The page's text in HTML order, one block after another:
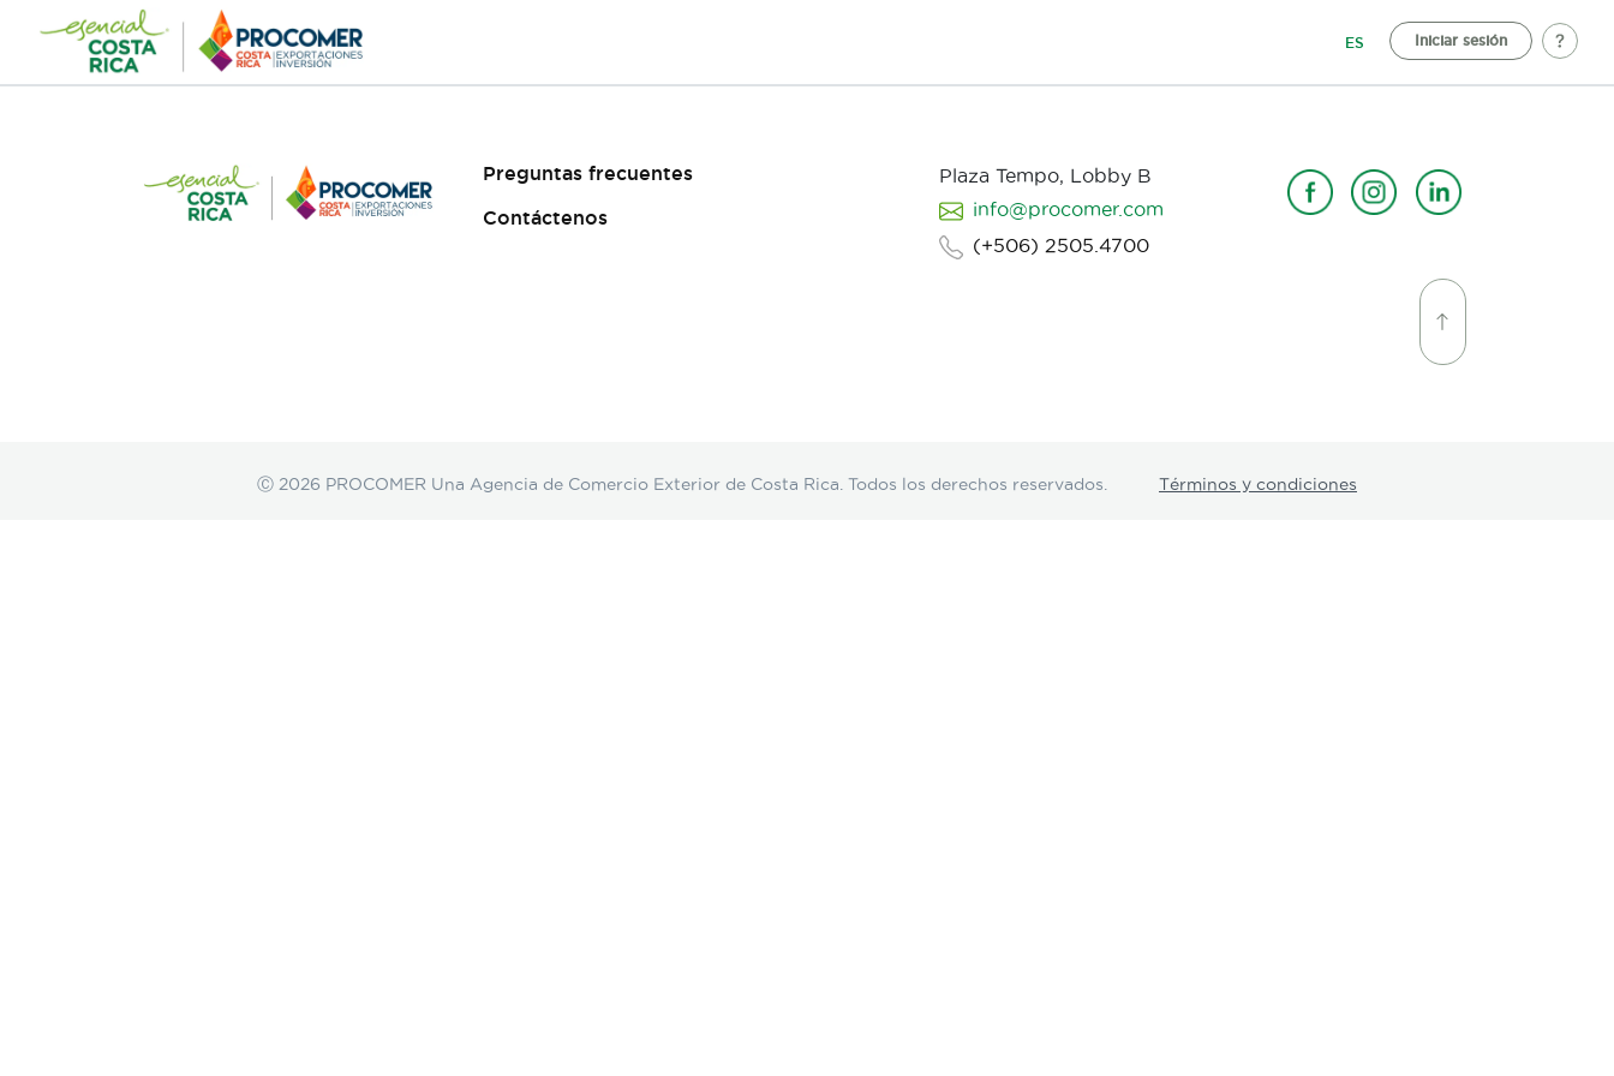
contenido
ES Iniciar sesión
Preguntas frecuentes
Contáctenos
Plaza Tempo, Lobby B
info@procomer.com
(+506) 2505.4700
Ⓒ 2026 PROCOMER Una Agencia de Comercio Exterior de Costa Rica. Todos los derechos reservados. Términos y condiciones